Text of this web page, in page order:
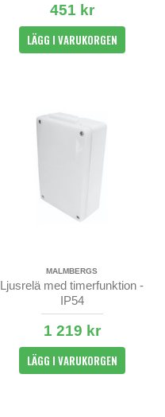
451 kr
LÄGG I VARUKORGEN
MALMBERGS
Ljusrelä med timerfunktion -
IP54
1 219 kr
LÄGG I VARUKORGEN